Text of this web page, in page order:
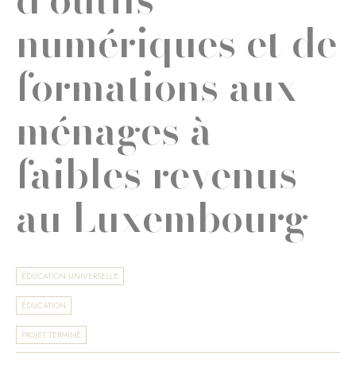
numériques et de
formations aux
ménages à
faibles revenus
au Luxembourg
ÉDUCATION UNIVERSELLE
ÉDUCATION
PROJET TERMINÉ